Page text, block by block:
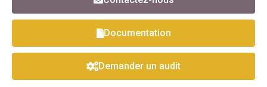
Documentation
Demander un audit